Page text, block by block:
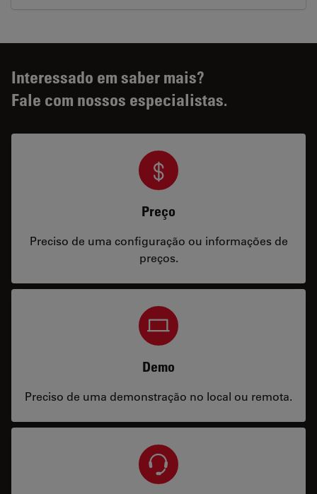
Interessado em saber mais?
Fale com nossos especialistas.
Preço
Preciso de uma configuração ou informações de
preços.
Demo
Preciso de uma demonstração no local ou remota.